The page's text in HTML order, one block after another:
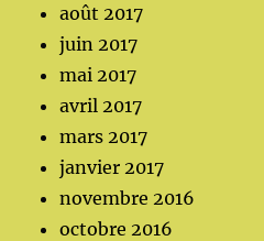
août 2017
juin 2017
mai 2017
avril 2017
mars 2017
janvier 2017
novembre 2016
octobre 2016